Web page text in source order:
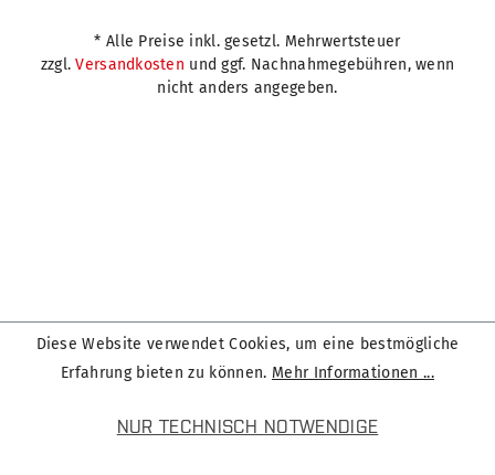
* Alle Preise inkl. gesetzl. Mehrwertsteuer
zzgl.Versandkosten und ggf. Nachnahmegebühren, wenn
nicht anders angegeben.
Diese Website verwendet Cookies, um eine bestmögliche
Erfahrung bieten zu können. Mehr Informationen ...
NUR TECHNISCH NOTWENDIGE